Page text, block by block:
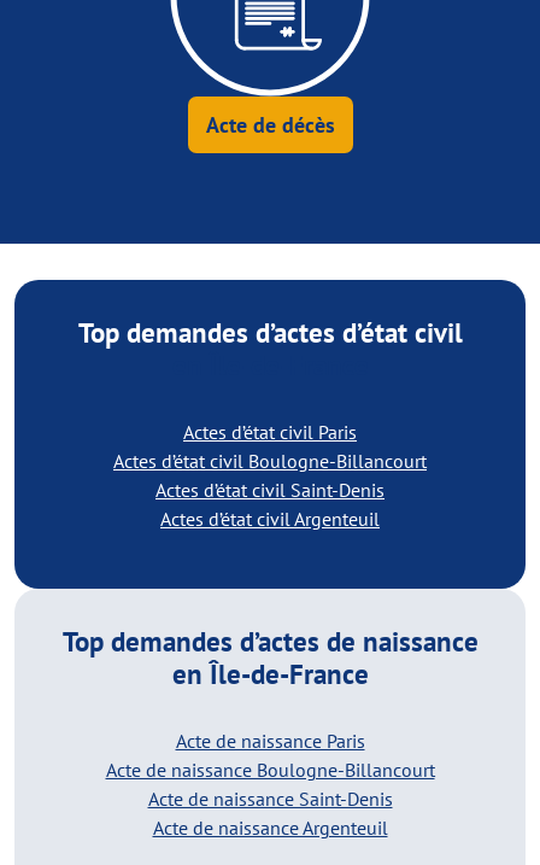
Acte de décès
Top demandes d’actes d’état civil
Actes d’état civil Paris
Actes d’état civil Boulogne-Billancourt
Actes d’état civil Saint-Denis
Actes d’état civil Argenteuil
Top demandes d’actes de naissance
en Île-de-France
Acte de naissance Paris
Acte de naissance Boulogne-Billancourt
Acte de naissance Saint-Denis
Acte de naissance Argenteuil